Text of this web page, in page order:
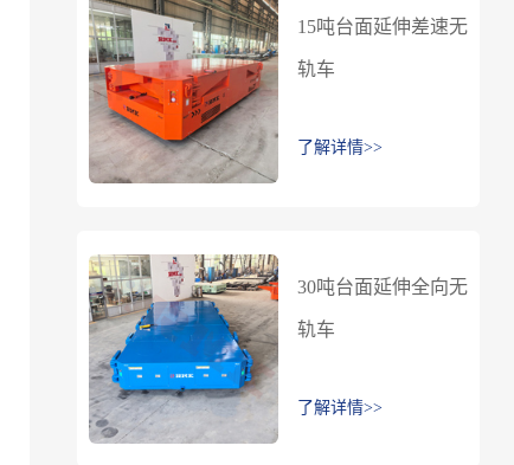
15吨台面延伸差速无
轨车
了解详情>>
30吨台面延伸全向无
轨车
了解详情>>